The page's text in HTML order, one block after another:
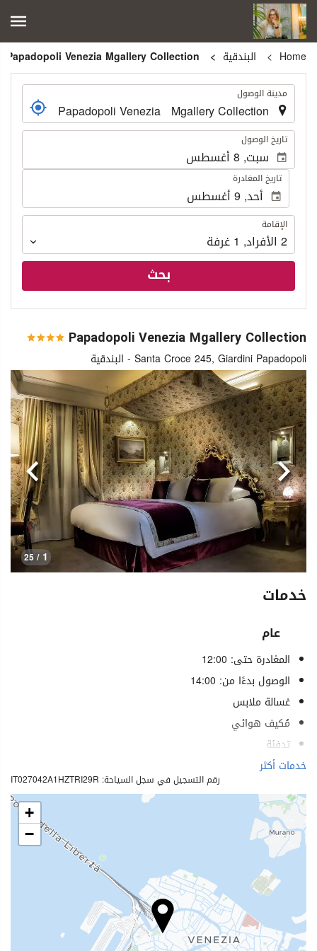
Home البندقية
. مدينة الوصول
. تاريخ الوصول
تاريخ المغادرة
الإقامة
الإقامة
2 الأفراد,
1غرفة
بحث
Papadopoli Venezia Mgallery Collection
Santa Croce 245, Giardini Papadopoli - البندقية
1
/ 25
السابق
خدمات
عام
المغادرة حتى: 12:00
الوصول بدءًا من: 14:00
غسالة ملابس
مُكيف هوائي
تدفئة
مصعد
غرف لغير المدخنين
ممنوع التدخين في كل الأماكن
غرف عازلة للصوت
لا يسمح بدخول الحيوانات الأليفة
الطعام والمشروبات
مطعم (حسب الطلب)
خدمات أكثر
رقم التسجيل في سجل السياحة: IT027042A1HZTRI29R
+
−